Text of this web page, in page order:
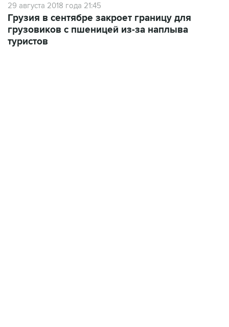
29 августа 2018 года 21:45
Грузия в сентябре закроет границу для
грузовиков с пшеницей из-за наплыва
туристов